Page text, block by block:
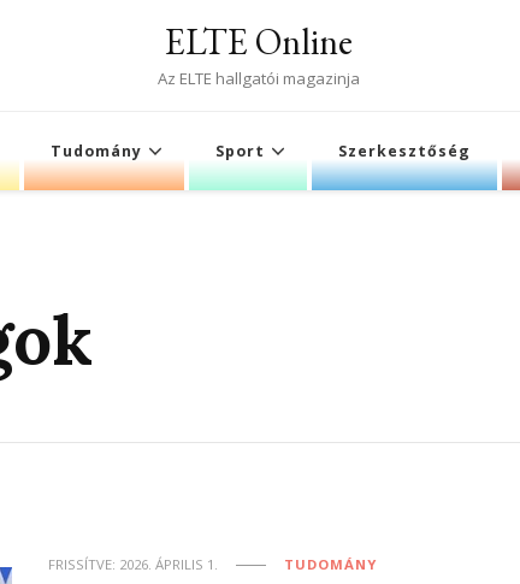
ELTE Online
Az ELTE hallgatói magazinja
Tudomány Sport Szerkesztőség
FRISSÍTVE: 2026. ÁPRILIS 1. TUDOMÁNY